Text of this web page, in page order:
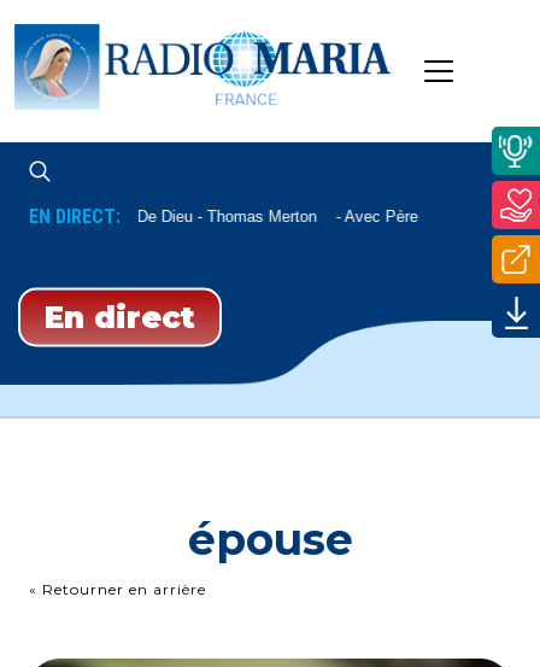
EN DIRECT:La Paix De Dieu - Thomas Merton Avec Père Nicolas
En direct
épouse
« Retourner en arrière